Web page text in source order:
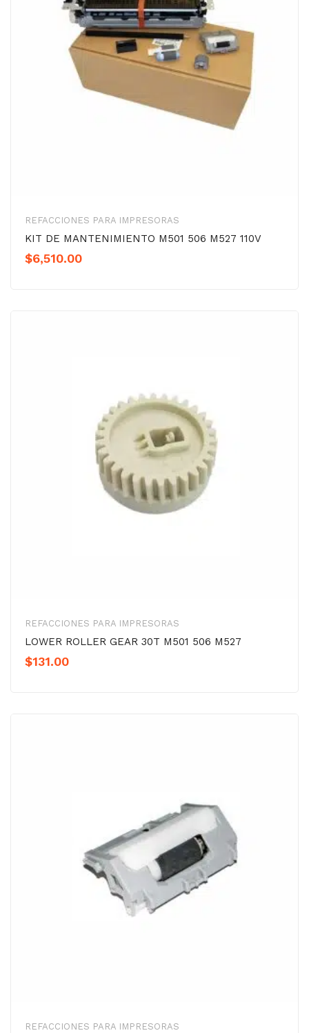
REFACCIONES PARA IMPRESORAS
KIT DE MANTENIMIENTO M501 506 M527 110V
$6,510.00
REFACCIONES PARA IMPRESORAS
LOWER ROLLER GEAR 30T M501 506 M527
$131.00
REFACCIONES PARA IMPRESORAS